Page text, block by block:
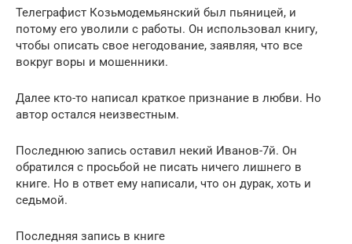
Телеграфист Козьмодемьянский был пьяницей, и
потому его уволили с работы. Он использовал книгу,
чтобы описать свое негодование, заявляя, что все
вокруг воры и мошенники.
Далее кто-то написал краткое признание в любви. Но
автор остался неизвестным.
Последнюю запись оставил некий Иванов-7й. Он
обратился с просьбой не писать ничего лишнего в
книге. Но в ответ ему написали, что он дурак, хоть и
седьмой.
Последняя запись в книге